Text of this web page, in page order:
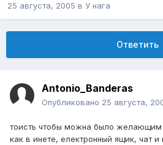
25 августа, 2005 в У нага
Ответить
Antonio_Banderas
Опубликовано 25 августа,
тоисть чтобы можна было желающим
как в инете, електронный ящик, чат